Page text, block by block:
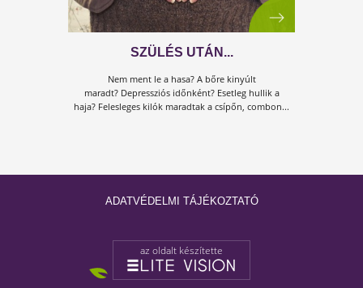
Nem ment le a hasad? A bőröd kinyúlt
maradt? Depressziós vagy időnként? Esetleg hullik a
ADATVÉDELMI TÁJÉKOZTATÓ
az oldalt készítette